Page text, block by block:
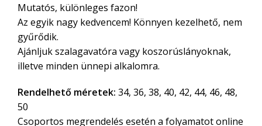
Mutatós, különleges fazon!
Az egyik nagy kedvencem! Könnyen kezelhető, nem
gyűrődik.
Ajánljuk szalagavatóra vagy koszorúslányoknak,
illetve minden ünnepi alkalomra.
Rendelhető méretek: 34, 36, 38, 40, 42, 44, 46, 48,
50
Csoportos megrendelés esetén a folyamatot online